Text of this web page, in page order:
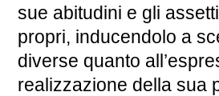
sue abitudini e gli
propri, inducendolo a
diverse quanto
realizzazione della sua